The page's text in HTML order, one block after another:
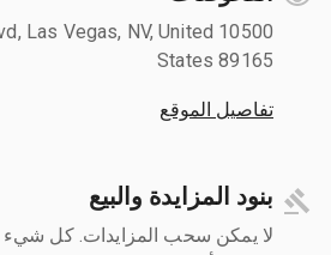
Blvd, Las Vegas, NV, United
States 89165
تفاصيل الموقع
بنود المزايدة والبيع
لا يمكن سحب المزايدات. كل شيء